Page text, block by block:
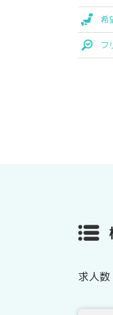
希
フ
求人数